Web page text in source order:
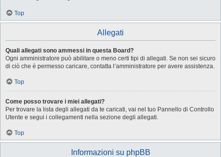
Top
Allegati
Quali allegati sono ammessi in questa Board?
Ogni amministratore può abilitare o meno certi tipi di allegati. Se non sei sicuro
di ciò che è permesso caricare, contatta l’amministratore per avere assistenza.
Top
Come posso trovare i miei allegati?
Per trovare la lista degli allegati da te caricati, vai nel tuo Pannello di Controllo
Utente e segui i collegamenti nella sezione degli allegati.
Top
Informazioni su phpBB